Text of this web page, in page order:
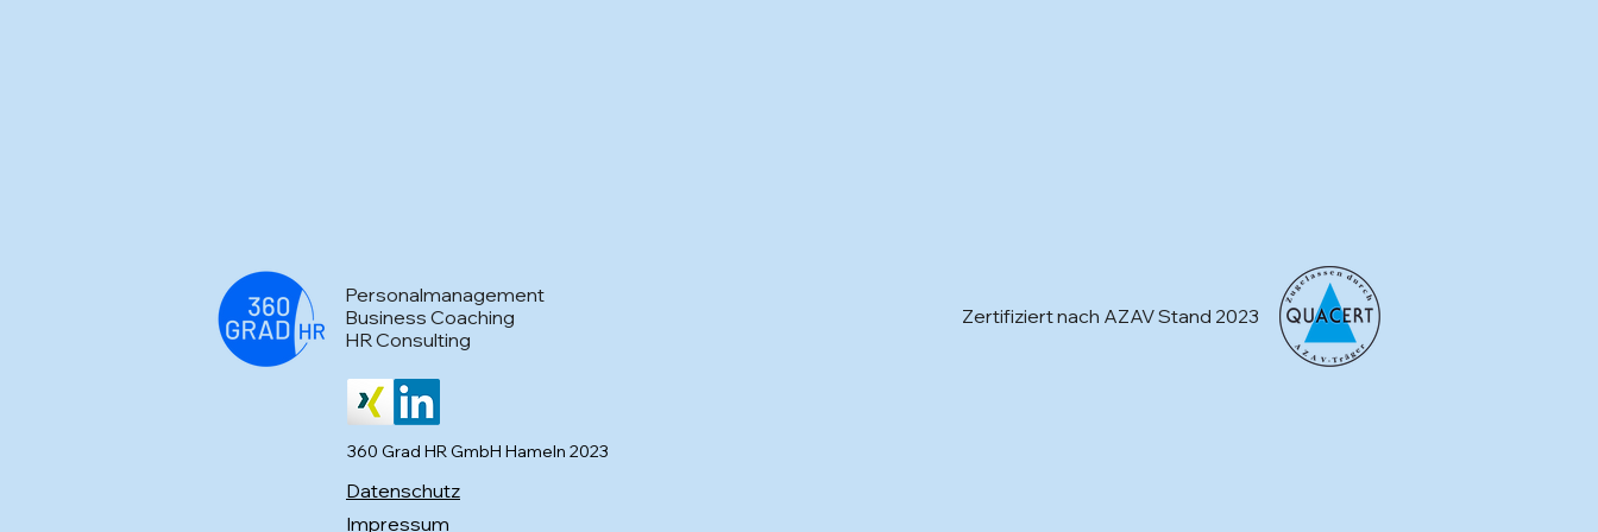
Personalmanagement
Business Coaching
HR Consulting
Zertifiziert nach AZAV Stand 2023
360 Grad HR GmbH Hameln 2023
Datenschutz
Impressum